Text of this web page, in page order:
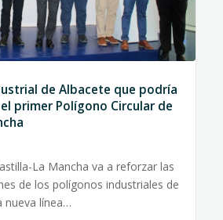
de Albacete que podría
primer Polígono Circular de
La Mancha va a reforzar las
de los polígonos industriales de
nueva línea…